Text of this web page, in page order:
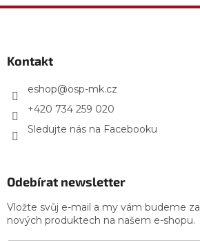
Kontakt
eshop@osp-mk.cz
+420 734 259 020
Sledujte nás na Facebooku
Odebírat newsletter
Vložte svůj e-mail a my vám budeme
nových produktech na našem e-shopu.